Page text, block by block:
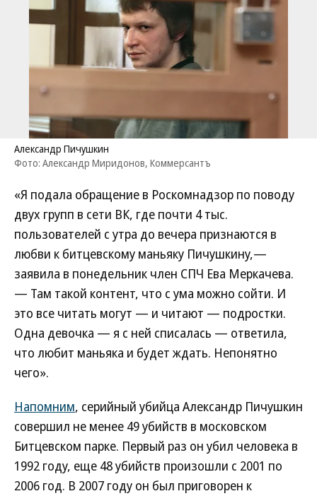
Александр Пичушкин
Фото: Александр Миридонов, Коммерсантъ
«Я подала обращение в Роскомнадзор по поводу
двух групп в сети ВК, где почти 4 тыс.
пользователей с утра до вечера признаются в
любви к битцевскому маньяку Пичушкину,—
заявила в понедельник член СПЧ Ева Меркачева.
— Там такой контент, что с ума можно сойти. И
это все читать могут — и читают — подростки.
Одна девочка — я с ней списалась — ответила,
что любит маньяка и будет ждать. Непонятно
чего».
Напомним, серийный убийца Александр Пичушкин
совершил не менее 49 убийств в московском
Битцевском парке. Первый раз он убил человека в
1992 году, еще 48 убийств произошли с 2001 по
2006 год. В 2007 году он был приговорен к